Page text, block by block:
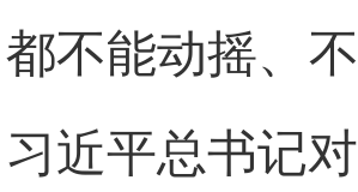
都不能动摇、
习近平总书记